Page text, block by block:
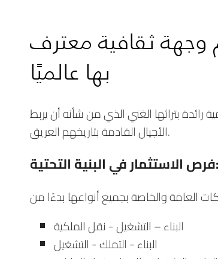
وجهة ثقافية معترف
بها عالميًا
بتراثها الغني الذي من شأنه أن يربط
الأجيال القادمة بتاريخهم العريق.
فرص الاستثمار في البنية التحتية:
البناء – التشغيل - نقل الملكية
البناء - التملك - التشغيل